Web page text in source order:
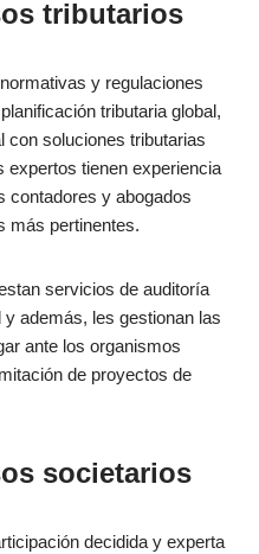
tributarios
y regulaciones
tributaria global,
con soluciones tributarias
expertos tienen experiencia
contadores y abogados
más pertinentes.
servicios de auditoría
además, les gestionan las
ante los organismos
de proyectos de
societarios
decidida y experta